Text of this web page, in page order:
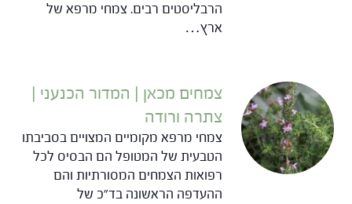
הרבליסטים רבים. צמחי מרפא של
ארץ…
צמחים מכאן | המדור הכנעני |
צתרה ורודה
צמחי מרפא מקומיים המצויים בסביבתו
הטבעית של המטופל הם הבסיס לכל
רפואות הצמחים המסורתיות והם
ההעדפה הראשונה בד"כ של